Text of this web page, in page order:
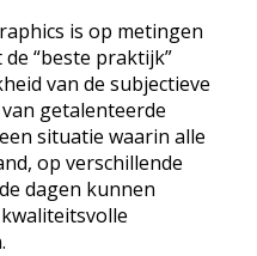
is op metingen
“beste praktijk”
van de subjectieve
getalenteerde
situatie waarin alle
op verschillende
dagen kunnen